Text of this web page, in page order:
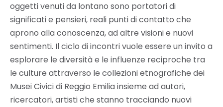
oggetti venuti da lontano sono portatori di
significati e pensieri, reali punti di contatto che
aprono alla conoscenza, ad altre visioni e nuovi
sentimenti. Il ciclo di incontri vuole essere un invito a
esplorare le diversità e le influenze reciproche tra
le culture attraverso le collezioni etnografiche dei
Musei Civici di Reggio Emilia insieme ad autori,
ricercatori, artisti che stanno tracciando nuovi